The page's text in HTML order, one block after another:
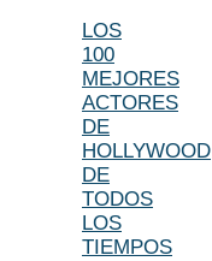
LOS
100
MEJORES
ACTORES
DE
HOLLYWOOD
DE
TODOS
LOS
TIEMPOS